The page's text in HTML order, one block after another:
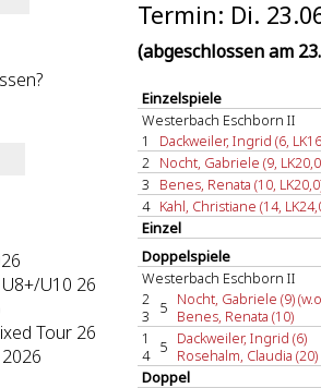
U10 26
Tour 26
Termin: Di.
(abgeschlossen am
Einzelspiele
Westerbach Eschborn II
1
Dackweiler, Ingrid (6,
2 Nocht, Gabriele (9,
3
Benes, Renata (10,
4 Kahl, Christiane (14,
Einzel
Doppelspiele
Westerbach Eschborn II
2
3
5 Nocht, Gabriele (9)
Benes, Renata (10)
1
4 5 Dackweiler, Ingrid (6)
Rosehalm, Claudia (20)
Doppel